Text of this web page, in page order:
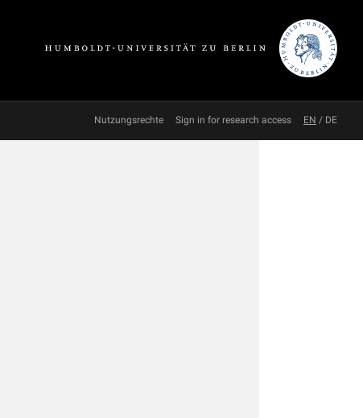
Nutzungsrechte Sign in for research access EN / DE